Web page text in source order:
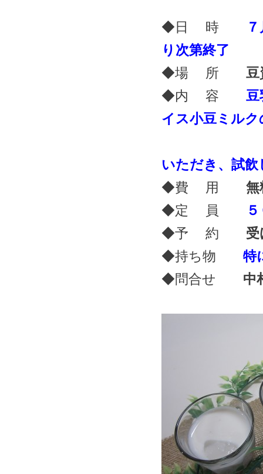
◆日 時
り次第終了
◆場 所
豆
◆内 容
豆
イス小豆ミル
いただき、試
◆費 用
無
◆定 員
５
◆予 約
◆持ち物 特
◆問合せ 中